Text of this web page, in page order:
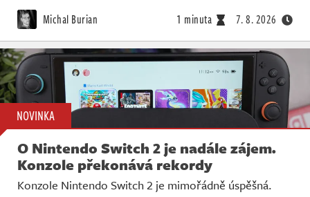
Michal Burian 1 minuta 7. 8. 2026
NOVINKA
O Nintendo Switch 2 je nadále zájem.
Konzole překonává rekordy
Konzole Nintendo Switch 2 je mimořádně úspěšná.